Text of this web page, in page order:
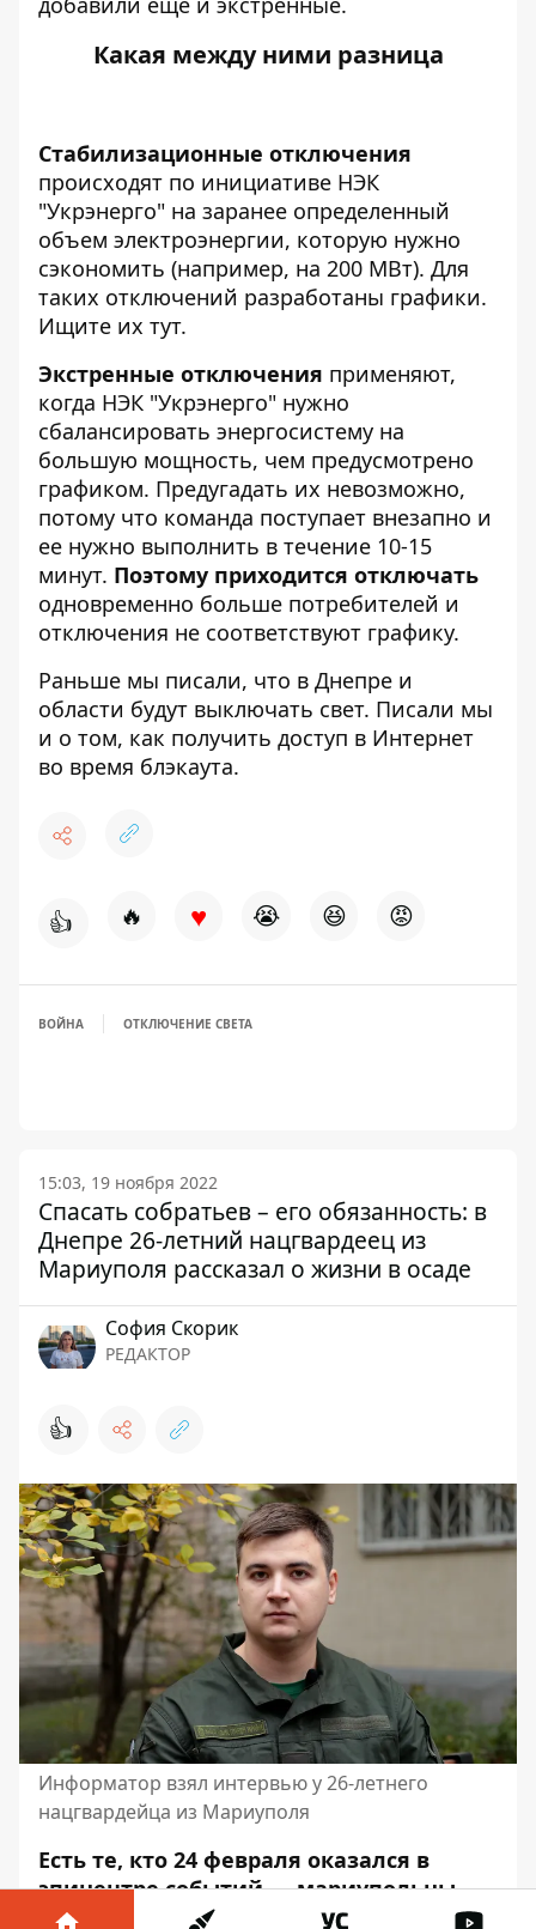
Какая между ними разница
Стабилизационные отключения
происходят по инициативе НЭК
"Укрэнерго" на заранее определенный
объем электроэнергии, которую нужно
сэкономить (например, на 200 МВт). Для
таких отключений разработаны графики.
Ищите их тут.
Экстренные отключения применяют,
когда НЭК "Укрэнерго" нужно
сбалансировать энергосистему на
большую мощность, чем предусмотрено
графиком. Предугадать их невозможно,
потому что команда поступает внезапно и
ее нужно выполнить в течение 10-15
минут. Поэтому приходится отключать
одновременно больше потребителей и
отключения не соответствуют графику.
Раньше мы писали, что в Днепре и
области будут выключать свет. Писали мы
и о том, как получить доступ в Интернет
во время блэкаута.
👍 🔥 ♥ 😭 😆 😡
ВОЙНА ОТКЛЮЧЕНИЕ СВЕТА
15:03, 19 ноября 2022
Спасать собратьев – его обязанность: в
Днепре 26-летний нацгвардеец из
Мариуполя рассказал о жизни в осаде
София Скорик
РЕДАКТОР
👍
Информатор взял интервью у 26-летнего
нацгвардейца из Мариуполя
Есть те, кто 24 февраля оказался в
эпицентре событий — мариупольцы.
Оккупанты
окружили город
и начали